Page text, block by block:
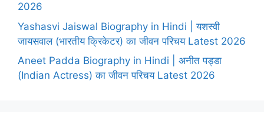
2026
Yashasvi Jaiswal Biography in Hindi | यशस्वी
जायसवाल (भारतीय क्रिकेटर) का जीवन परिचय Latest 2026
Aneet Padda Biography in Hindi | अनीत पड्डा
(Indian Actress) का जीवन परिचय Latest 2026